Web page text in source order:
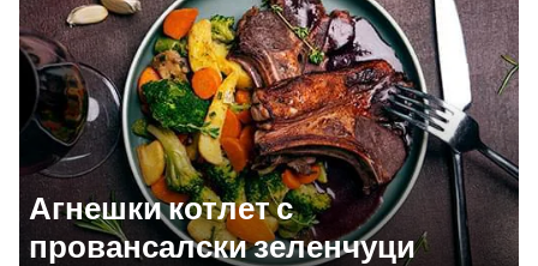
Агнешки котлет с
провансалски зеленчуци